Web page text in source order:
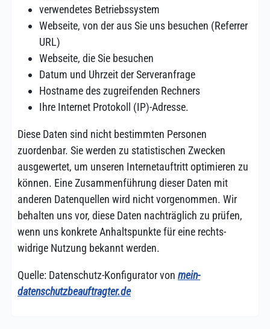
verwendetes Betriebs­system
Webseite, von der aus Sie uns besuchen (Referrer
URL)
Webseite, die Sie besuchen
Datum und Uhrzeit der Serveranfrage
Hostname des zugrei­fenden Rechners
Ihre Internet Protokoll (IP)-Adresse.
Diese Daten sind nicht bestimmten Personen
zuordenbar. Sie werden zu stati­stischen Zwecken
ausgewertet, um unseren Internet­auftritt optimieren zu
können. Eine Zusammen­führung dieser Daten mit
anderen Daten­quellen wird nicht vorge­nommen. Wir
behalten uns vor, diese Daten nach­träglich zu prüfen,
wenn uns konkrete Anhalts­punkte für eine rechts­
widrige Nutzung bekannt werden.
Quelle: Datenschutz-Konfigurator von mein-
datenschutzbeauftragter.de